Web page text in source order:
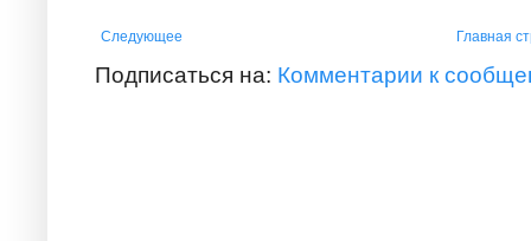
Следующее Главная
Подписаться на: Комментарии к